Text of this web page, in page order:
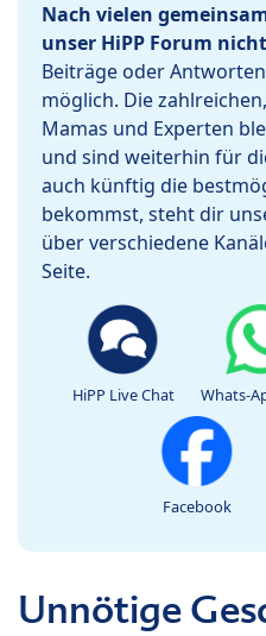
Nach vielen
unser HiPP Forum
Beiträge oder
möglich. Die
Mamas und Experten
und sind weiterhin für
auch künftig die
bekommst, steht dir
über verschiedene
Seite.
HiPP Live Chat Whats-
Facebook
Unnötige